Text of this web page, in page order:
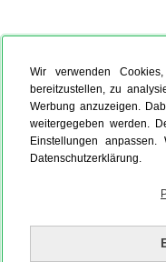
Wir verwenden
bereitzustellen, zu
Werbung anzuzeigen.
weitergegeben werden.
Einstellungen
Datenschutzerklärung.